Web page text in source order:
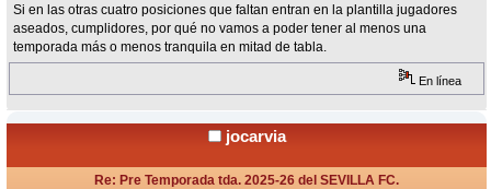
Si en las otras cuatro posiciones que faltan entran en la plantilla jugadores
aseados, cumplidores, por qué no vamos a poder tener al menos una
temporada más o menos tranquila en mitad de tabla.
En línea
jocarvia
Re: Pre Temporada tda. 2025-26 del SEVILLA FC.